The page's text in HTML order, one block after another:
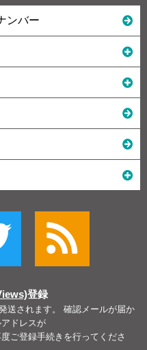
ンバー
登録
送されます。 確認メールが届か
ドレスが
ご登録手続きを行ってくださ